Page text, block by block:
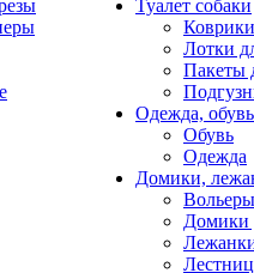
Туалет собаки
Коврики
Лотки
Пакеты
Одежда, обувь
Обувь
Одежда
Домики,
Домики